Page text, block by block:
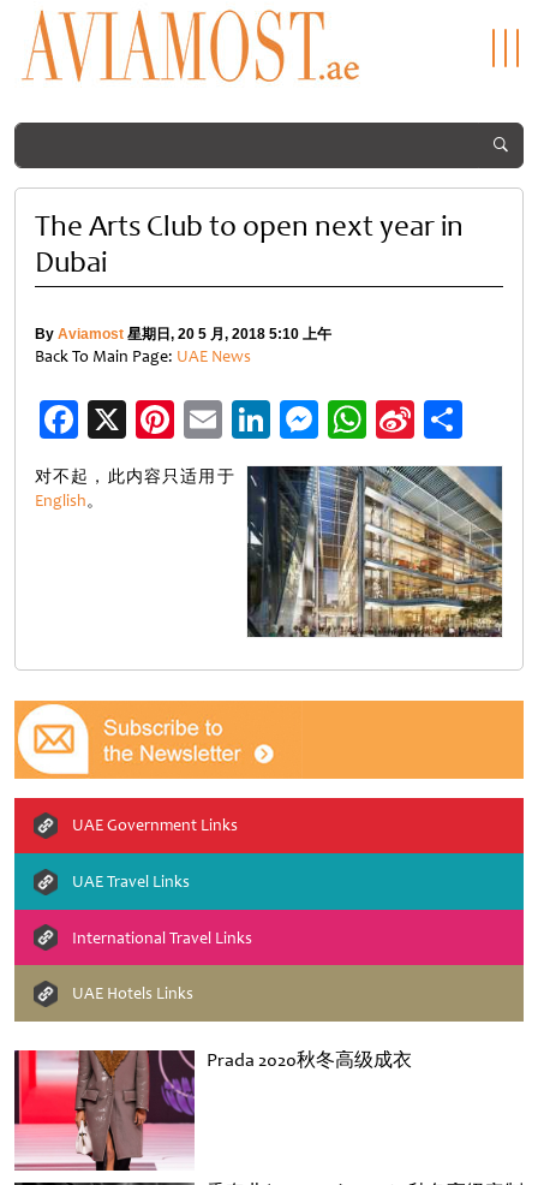
Prada 2020秋冬高级成衣
The Arts Club to open next year in
Dubai
By Aviamost 星期日, 20 5 月, 2018 5:10 上午
Back To Main Page: UAE News
Facebook
X Pinterest
EmailLinkedIn
Messenger
WhatsApp
Sina
Weibo
享
对不起，此内容只适用于
English。
UAE Government Links
UAE Travel Links
International Travel Links
UAE Hotels Links